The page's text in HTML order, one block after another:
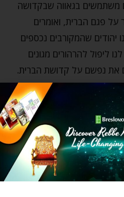
משתמשים בגאווה שבקדושה
פגם הברית, ואומרים
שהמקורבים נכספים
ליפול להרהורים מגונים
את נפשם על קדושת הברית.
מזה מוחין ודעת זכה
מזבו" נעשה חותם שבקדושה,
"שימני כחותם על ילבך רועך
נפלאים המשיבים את
(אות ח). ומכיוון
בחינתם את מה שהנפולים
וללמד אותם כיצד